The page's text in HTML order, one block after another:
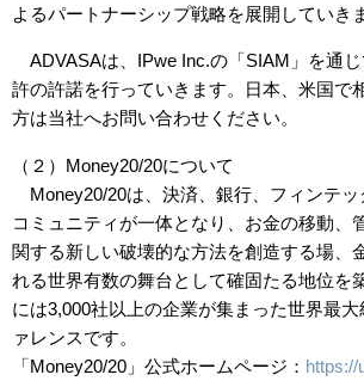
よるパートナーシップ戦略を展開していき
ADVASAは、IPwe Inc.の「SIAM」を通
許の許諾を行っていきます。日本、米国で
方は当社へお問い合わせください。
（２）Money20/20について
Money20/20は、決済、銀行、フィンテッ
コミュニティが一体となり、お金の移動、
関する新しい破壊的な方法を創造する場、
れる世界有数の舞台として確固たる地位を
には3,000社以上の企業が集まった世界最大
ァレンスです。
「Money20/20」公式ホームページ： https://